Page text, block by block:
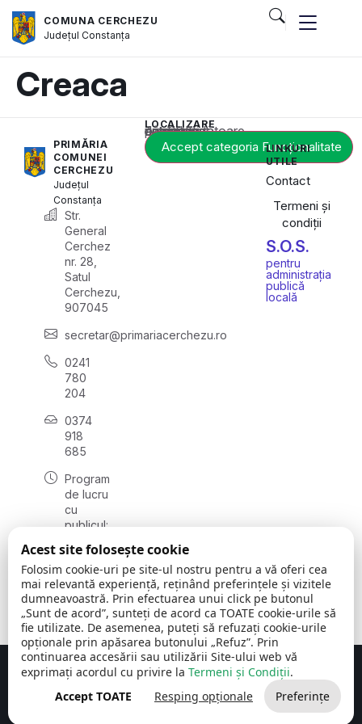
COMUNA CERCHEZU
JudețulConstanța
Creaca
PRIMĂRIA
COMUNEI
CERCHEZU
Județul
Constanța
Str.
General
Cerchez
nr. 28,
Satul
Cerchezu,
907045
secretar@primariacerchezu.ro
0241
780
204
0374
918
685
Program
de lucru
cu
publicul:
08:00 -
16:30
, vineri:
08:00 -
14:00
LOCALIZARE
Acest conținut este blocat până când acceptați categoria corespunzătoare de cookie-uri.
Accept categoria Funcționalitate
LINKURI
UTILE
Contact
Termeni și
condiții
S.O.S.
pentru
administrația
publică
locală
Comuna Cerchezu © 2026Toate drepturile rezervate
Concept realizat de Big Media Relații Publice SRL
Acest site folosește cookie
Folosim cookie-uri pe site-ul nostru pentru a vă oferi cea
mai relevantă experiență, reținând preferințele și vizitele
dumneavoastră. Prin efectuarea unui click pe butonul
„Sunt de acord”, sunteți de acord ca TOATE cookie-urile să
fie utilizate. De asemenea, puteți să refuzați cookie-urile
opționale prin apăsarea butonului „Refuz”. Prin
continuarea accesării sau utilizării Site-ului web vă
exprimați acordul cu privire la Termeni și Condiții.
Accept TOATE
Resping opționale Preferințe